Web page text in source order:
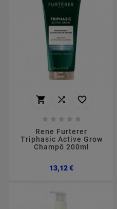
  
    
Rene Furterer
Triphasic Active Grow
Champô 200ml
13,12 €Preço